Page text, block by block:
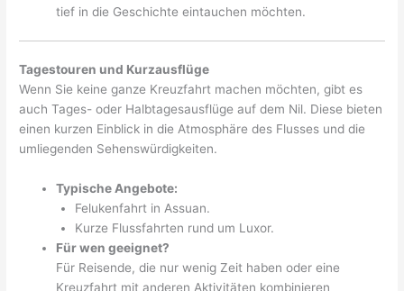
tief in die Geschichte eintauchen möchten.
Tagestouren und Kurzausflüge
Wenn Sie keine ganze Kreuzfahrt machen möchten, gibt es
auch Tages- oder Halbtagesausflüge auf dem Nil. Diese bieten
einen kurzen Einblick in die Atmosphäre des Flusses und die
umliegenden Sehenswürdigkeiten.
Typische Angebote:
Felukenfahrt in Assuan.
Kurze Flussfahrten rund um Luxor.
Für wen geeignet?
Für Reisende, die nur wenig Zeit haben oder eine
Kreuzfahrt mit anderen Aktivitäten kombinieren